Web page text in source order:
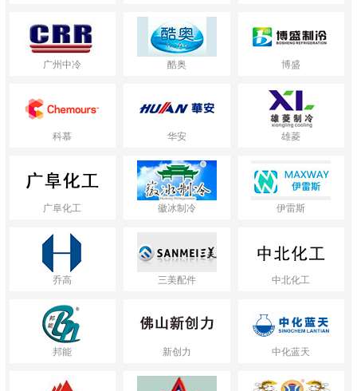
广州中冷 酷奥 博盛
科慕 华安 雄菱
广阜化工 徽冰制冷 伊雷斯
乔高 三美配件 中北化工
邦能 新创力 中化蓝天